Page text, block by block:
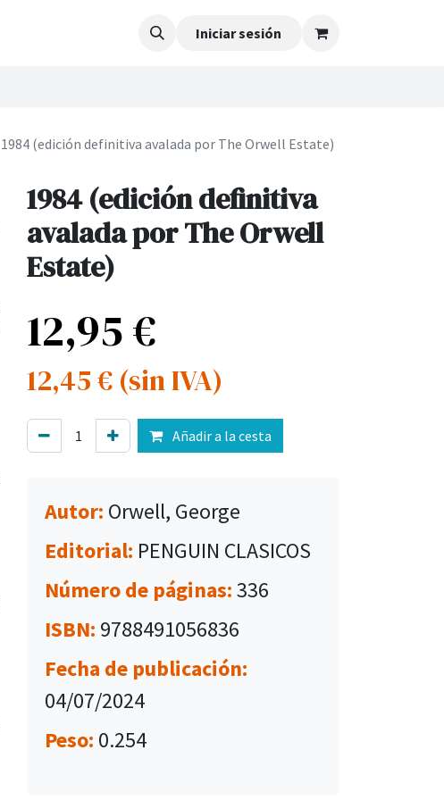
Iniciar sesión
1984 (edición definitiva avalada por The Orwell Estate)
1984 (edición definitiva
avalada por The Orwell
Estate)
12,95€
12,45€ (sin IVA)
Añadir a la cesta
Autor: Orwell, George
Editorial: PENGUIN CLASICOS
Número de páginas:336
ISBN: 9788491056836
Fecha de publicación:
04/07/2024
Peso: 0.254